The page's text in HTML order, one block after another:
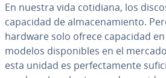
En nuestra vida cotidiana, los
capacidad de al­ma­ce­na­mie­n­to.
hardware solo ofrece capacidad
modelos di­s­po­ni­bles en el
esta unidad es pe­r­fe­c­ta­me­n­te